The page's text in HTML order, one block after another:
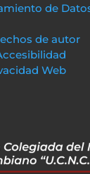
de
de autor
Web